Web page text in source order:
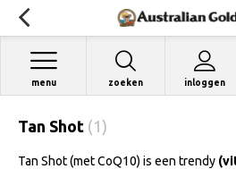
zoeken inloggen
menu
Tan Shot (1)
Tan Shot (met CoQ10) is een trendy